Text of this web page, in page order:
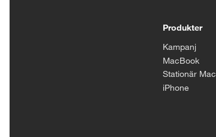
Produkter
Kampanj
MacBook
Stationär Mac
iPhone